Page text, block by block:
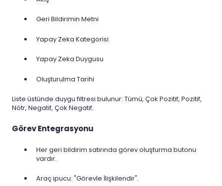
Geri Bildirimin Metni
Yapay Zeka Kategorisi
Yapay Zeka Duygusu
Oluşturulma Tarihi
Liste üstünde duygu filtresi bulunur: Tümü, Çok Pozitif, Pozitif,
Nötr, Negatif, Çok Negatif.
Görev Entegrasyonu
Her geri bildirim satırında görev oluşturma butonu
vardır.
Araç ipucu: "Görevle İlişkilendir".